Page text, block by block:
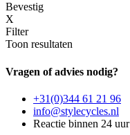
Bevestig
X
Filter
Toon resultaten
Vragen of advies nodig?
+31(0)344 61 21 96
info@stylecycles.nl
Reactie binnen 24 uur